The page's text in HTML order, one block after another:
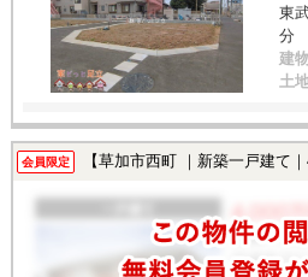
東
分
建
土
会員限定 【草加市西町 ｜新築一戸建て｜